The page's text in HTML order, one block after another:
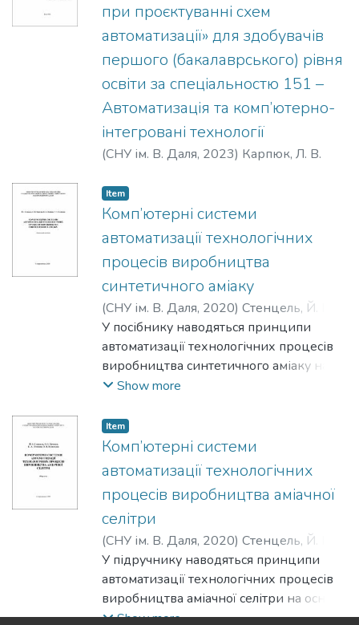
при проєктуванні схем
автоматизації» для здобувачів
першого (бакалаврського) рівня
освіти за спеціальностю 151 –
Автоматизація та комп’ютерно-
інтегровані технології
(СНУ ім. В. Даля, 2023) Карпюк, Л. В.
Item
Комп’ютерні системи
автоматизації технологічних
процесів виробництва
синтетичного аміаку
(СНУ ім. В. Даля, 2020) Стенцель, Й. І.
Поркуян, О. В.;Літвінов, К. А.;Сотнікова,
Т. Г.
У посібнику наводяться принципи
автоматизації технологічних процесів
виробництва синтетичного аміаку на
основі комп’ютерних технологій.
регулювання та контролю
технологічних параметрів, а також
системи сигналізації та блокувань.
Описується загальна структура
комп’ютерної системи управління
виробництвом синтетичного аміаку, її
особливості та робоче місце оператора.
Наводяться технічні засоби побудови
такої системи та принципи надання
інформації.
Призначається для студентів
Show more
Item
Комп’ютерні системи
автоматизації технологічних
процесів виробництва аміачної
селітри
(СНУ ім. В. Даля, 2020) Стенцель, Й. І.
Проказа, О. І.; Літвінов, К. А.;Кузнецова,
О. В.
У підручнику наводяться принципи
автоматизації технологічних процесів
виробництва аміачної селітри на основі
комп’ютерних технологій.
Show more